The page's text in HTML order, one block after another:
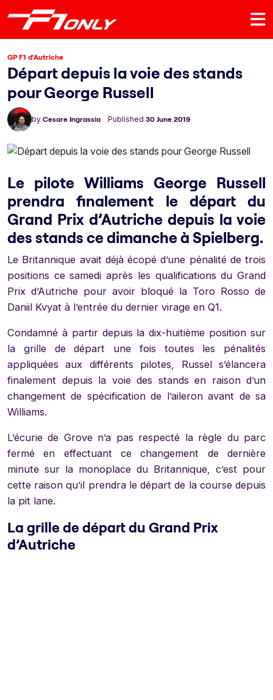
GP F1 d'Autriche
Départ depuis la voie des stands
pour George Russell
by Cesare Ingrassia Published 30 June 2019
Le pilote Williams George Russell
prendra finalement le départ du
Grand Prix d’Autriche depuis la voie
des stands ce dimanche à Spielberg.
Le Britannique avait déjà écopé d’une pénalité de trois
positions ce samedi après les qualifications du Grand
Prix d’Autriche pour avoir bloqué la Toro Rosso de
Daniil Kvyat à l’entrée du dernier virage en Q1.
Condamné à partir depuis la dix-huitième position sur
la grille de départ une fois toutes les pénalités
appliquées aux différents pilotes, Russel s’élancera
finalement depuis la voie des stands en raison d’un
changement de spécification de l’aileron avant de sa
Williams.
L’écurie de Grove n’a pas respecté la règle du parc
fermé en effectuant ce changement de dernière
minute sur la monoplace du Britannique, c’est pour
cette raison qu’il prendra le départ de la course depuis
la pit lane.
La grille de départ du Grand Prix
d’Autriche